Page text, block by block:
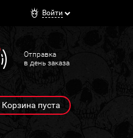
Войти
Отправка
в день заказа
Корзина пуста